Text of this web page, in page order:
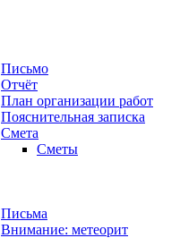
Письмо
Отчёт
План организации работ
Пояснительная записка
Смета
Сметы
Письма
Внимание: метеорит